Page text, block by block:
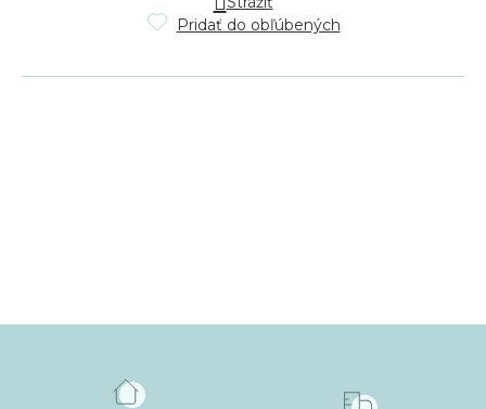
Pridať do obľúbených
á